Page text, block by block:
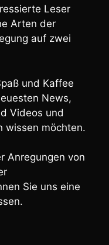
Leser
Arten der
auf zwei
und Kaffee
News,
Videos und
wissen möchten.
Anregungen von
Sie uns eine